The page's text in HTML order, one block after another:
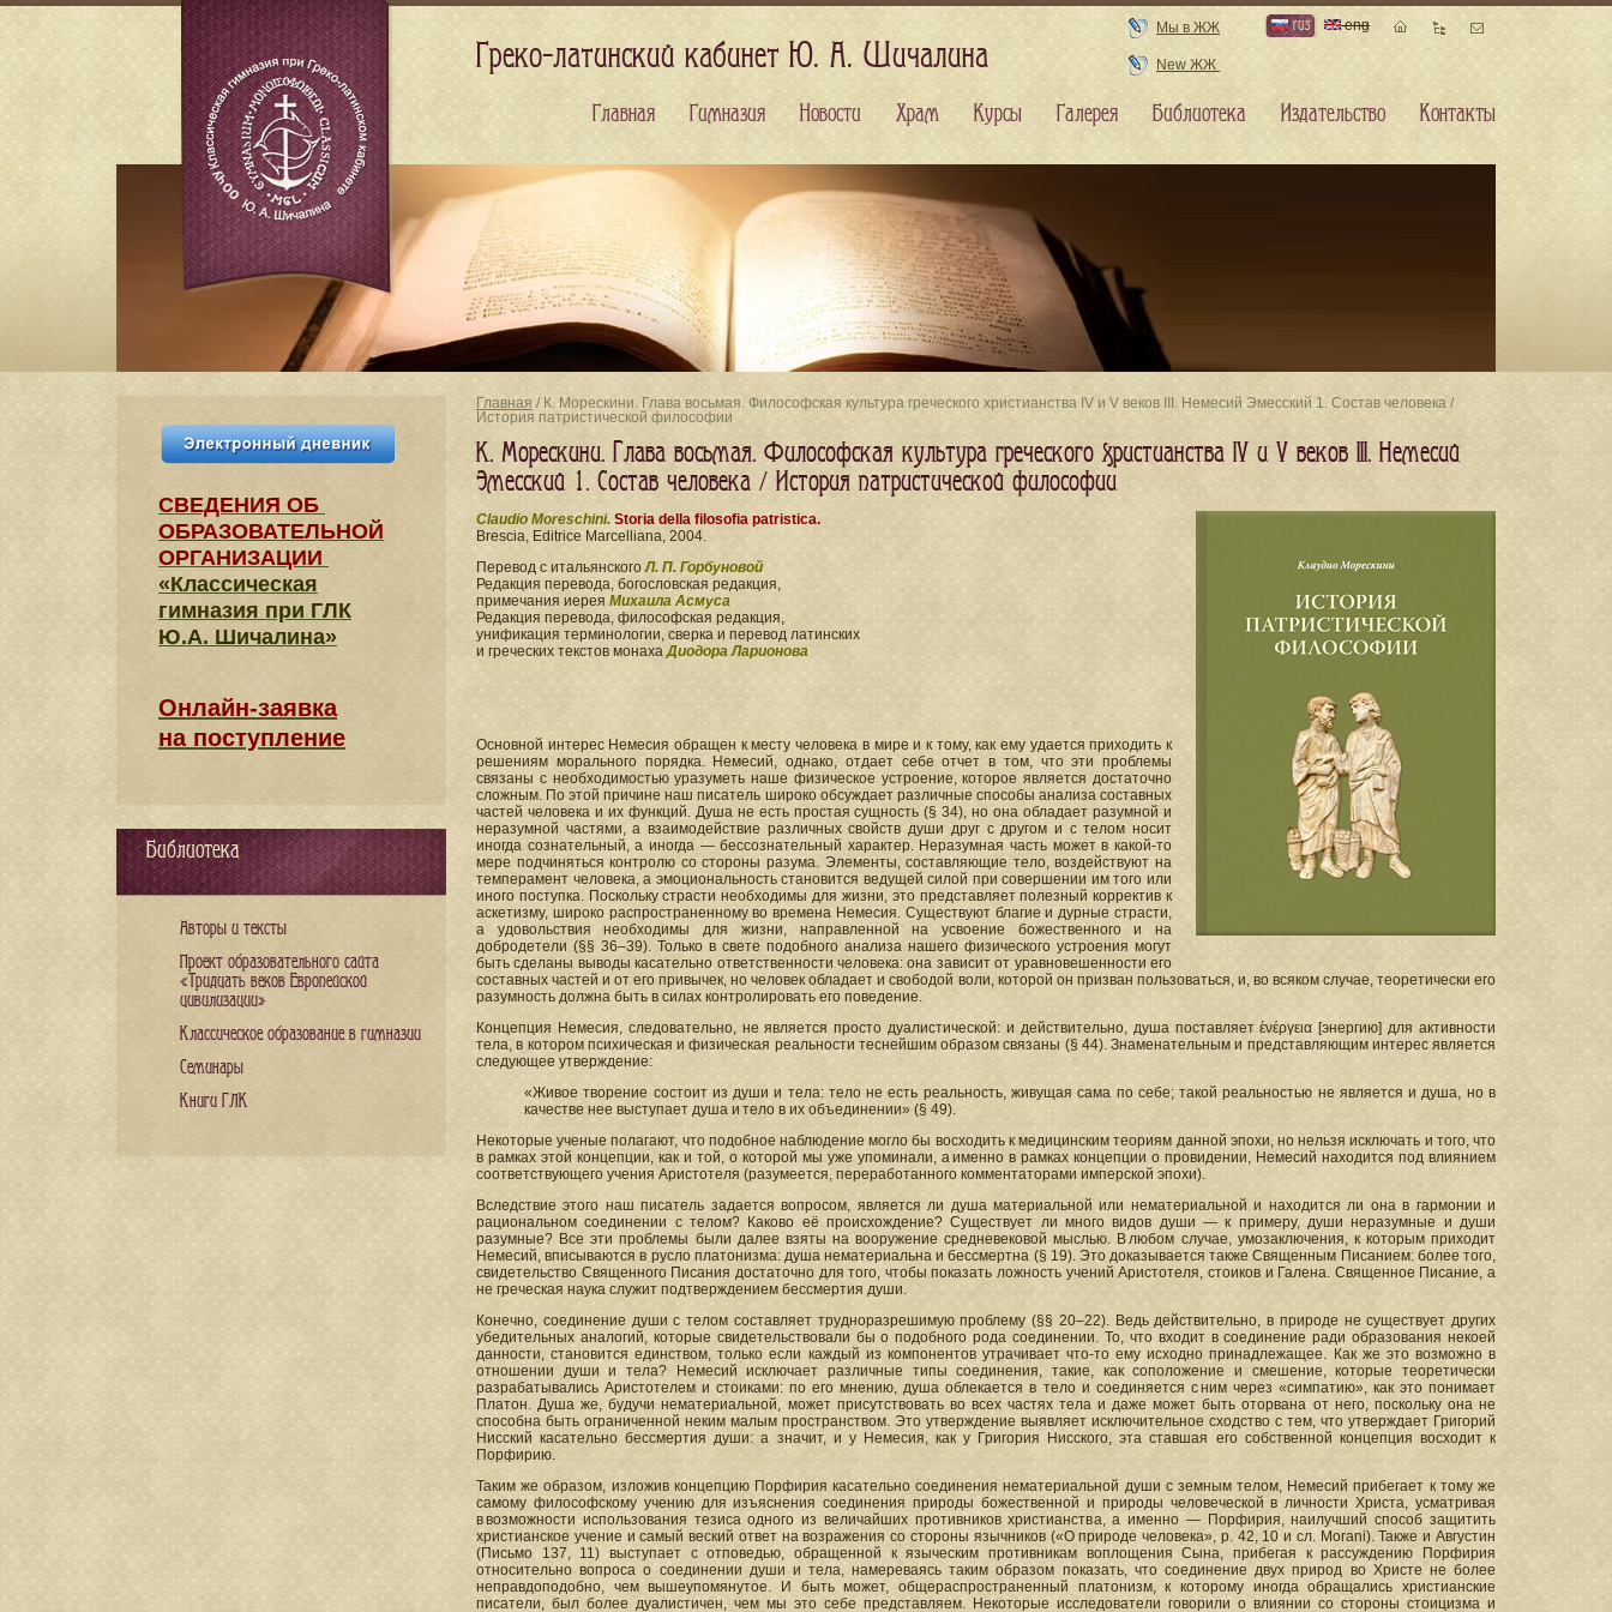
Главная / К. Морескини. Глава восьмая. Философская культура греческого христианства IV и V веков III. Немесий Эмесский 1. Состав человека /
История патристической философии
К. Морескини. Глава восьмая. Философская культура греческого христианства IV и V веков III. Немесий
Эмесский 1. Состав человека / История патристической философии
Claudio Moreschini. Storia della filosofia patristica.
Brescia, Editrice Marcelliana, 2004.
Перевод с итальянскогоЛ. П. Горбуновой
Редакция перевода, богословская редакция,
примечания иерея Михаила Асмуса
Редакция перевода, философская редакция,
унификация терминологии, сверка и перевод латинских
и греческих текстов монахаДиодора Ларионова
Основной интерес Немесия обращен к месту человека в мире и к тому, как ему удается приходить к
решениям морального порядка. Немесий, однако, отдает себе отчет в том, что эти проблемы
связаны с необходимостью уразуметь наше физическое устроение, которое является достаточно
сложным. По этой причине наш писатель широко обсуждает различные способы анализа составных
частей человека и их функций. Душа не есть простая сущность (§ 34), но она обладает разумной и
неразумной частями, а взаимодействие различных свойств души друг с другом и с телом носит
иногда сознательный, а иногда — бессознательный характер. Неразумная часть может в какой-то
мере подчиняться контролю со стороны разума. Элементы, составляющие тело, воздействуют на
темперамент человека, а эмоциональность становится ведущей силой при совершении им того или
иного поступка. Поскольку страсти необходимы для жизни, это представляет полезный корректив к
аскетизму, широко распространенному во времена Немесия. Существуют благие и дурные страсти,
а удовольствия необходимы для жизни, направленной на усвоение божественного и на
добродетели (§§ 36–39). Только в свете подобного анализа нашего физического устроения могут
быть сделаны выводы касательно ответственности человека: она зависит от уравновешенности его
составных частей и от его привычек, но человек обладает и свободой воли, которой он призван пользоваться, и, во всяком случае, теоретически его
разумность должна быть в силах контролировать его поведение.
Концепция Немесия, следовательно, не является просто дуалистической: и действительно, душа поставляет ἐνέργεια [энергию] для активности
тела, в котором психическая и физическая реальности теснейшим образом связаны (§ 44). Знаменательным и представляющим интерес является
следующее утверждение:
«Живое творение состоит из души и тела: тело не есть реальность, живущая сама по себе; такой реальностью не является и душа, но в
качестве нее выступает душа и тело в их объединении» (§ 49).
Некоторые ученые полагают, что подобное наблюдение могло бы восходить к медицинским теориям данной эпохи, но нельзя исключать и того, что
в рамках этой концепции, как и той, о которой мы уже упоминали, а именно в рамках концепции о провидении, Немесий находится под влиянием
соответствующего учения Аристотеля (разумеется, переработанного комментаторами имперской эпохи).
Вследствие этого наш писатель задается вопросом, является ли душа материальной или нематериальной и находится ли она в гармонии и
рациональном соединении с телом? Каково её происхождение? Существует ли много видов души — к примеру, души неразумные и души
разумные? Все эти проблемы были далее взяты на вооружение средневековой мыслью. В любом случае, умозаключения, к которым приходит
Немесий, вписываются в русло платонизма: душа нематериальна и бессмертна (§ 19). Это доказывается также Священным Писанием: более того,
свидетельство Священного Писания достаточно для того, чтобы показать ложность учений Аристотеля, стоиков и Галена. Священное Писание, а
не греческая наука служит подтверждением бессмертия души.
Конечно, соединение души с телом составляет трудноразрешимую проблему (§§ 20–22). Ведь действительно, в природе не существует других
убедительных аналогий, которые свидетельствовали бы о подобного рода соединении. То, что входит в соединение ради образования некоей
данности, становится единством, только если каждый из компонентов утрачивает что-то ему исходно принадлежащее. Как же это возможно в
отношении души и тела? Немесий исключает различные типы соединения, такие, как соположение и смешение, которые теоретически
разрабатывались Аристотелем и стоиками: по его мнению, душа облекается в тело и соединяется с ним через «симпатию», как это понимает
Платон. Душа же, будучи нематериальной, может присутствовать во всех частях тела и даже может быть оторвана от него, поскольку она не
способна быть ограниченной неким малым пространством. Это утверждение выявляет исключительное сходство с тем, что утверждает Григорий
Нисский касательно бессмертия души: а значит, и у Немесия, как у Григория Нисского, эта ставшая его собственной концепция восходит к
Порфирию.
Таким же образом, изложив концепцию Порфирия касательно соединения нематериальной души с земным телом, Немесий прибегает к тому же
самому философскому учению для изъяснения соединения природы божественной и природы человеческой в личности Христа, усматривая
в возможности использования тезиса одного из величайших противников христианства, а именно — Порфирия, наилучший способ защитить
христианское учение и самый веский ответ на возражения со стороны язычников («О природе человека», р. 42, 10 и сл. Morani). Также и Августин
(Письмо 137, 11) выступает с отповедью, обращенной к языческим противникам воплощения Сына, прибегая к рассуждению Порфирия
относительно вопроса о соединении души и тела, намереваясь таким образом показать, что соединение двух природ во Христе не более
неправдоподобно, чем вышеупомянутое. И быть может, общераспространенный платонизм, к которому иногда обращались христианские
писатели, был более дуалистичен, чем мы это себе представляем. Некоторые исследователи говорили о влиянии со стороны стоицизма и
СВЕДЕНИЯ​ ОБ
ОБРАЗОВАТЕЛЬНОЙ
ОРГАНИЗАЦИИ
«Классическая
гимназия при ГЛК
Ю.А. Шичалина»
Онлайн-заявка
на поступление
Библиотека
Авторы и тексты
Проект образовательного сайта
«Тридцать веков Европейской
цивилизации»
Классическое образование в гимназии
Семинары
Книги ГЛК
Греко-латинский кабинет Ю. А. Шичалина
Мы в ЖЖ
New ЖЖ
rus eng
Главная Гимназия Новости Храм Курсы Галерея Библиотека Издательство Контакты